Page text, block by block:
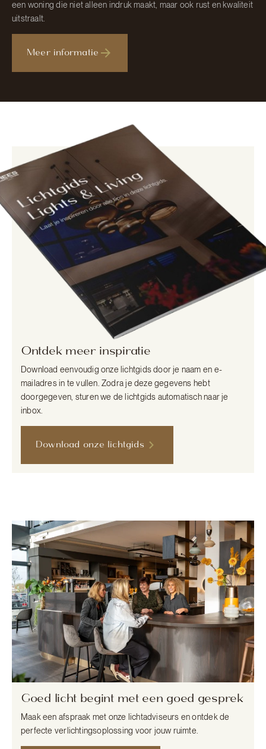
een woning die niet alleen indruk maakt, maar ook rust en kwaliteit
uitstraalt.
Meer informatie
Ontdek meer inspiratie
Download eenvoudig onze lichtgids door je naam en e-
mailadres in te vullen. Zodra je deze gegevens hebt
doorgegeven, sturen we de lichtgids automatisch naar je
inbox.
Download onze lichtgids
Goed licht begint met een goed gesprek
Maak een afspraak met onze lichtadviseurs en ontdek de
perfecte verlichtingsoplossing voor jouw ruimte.